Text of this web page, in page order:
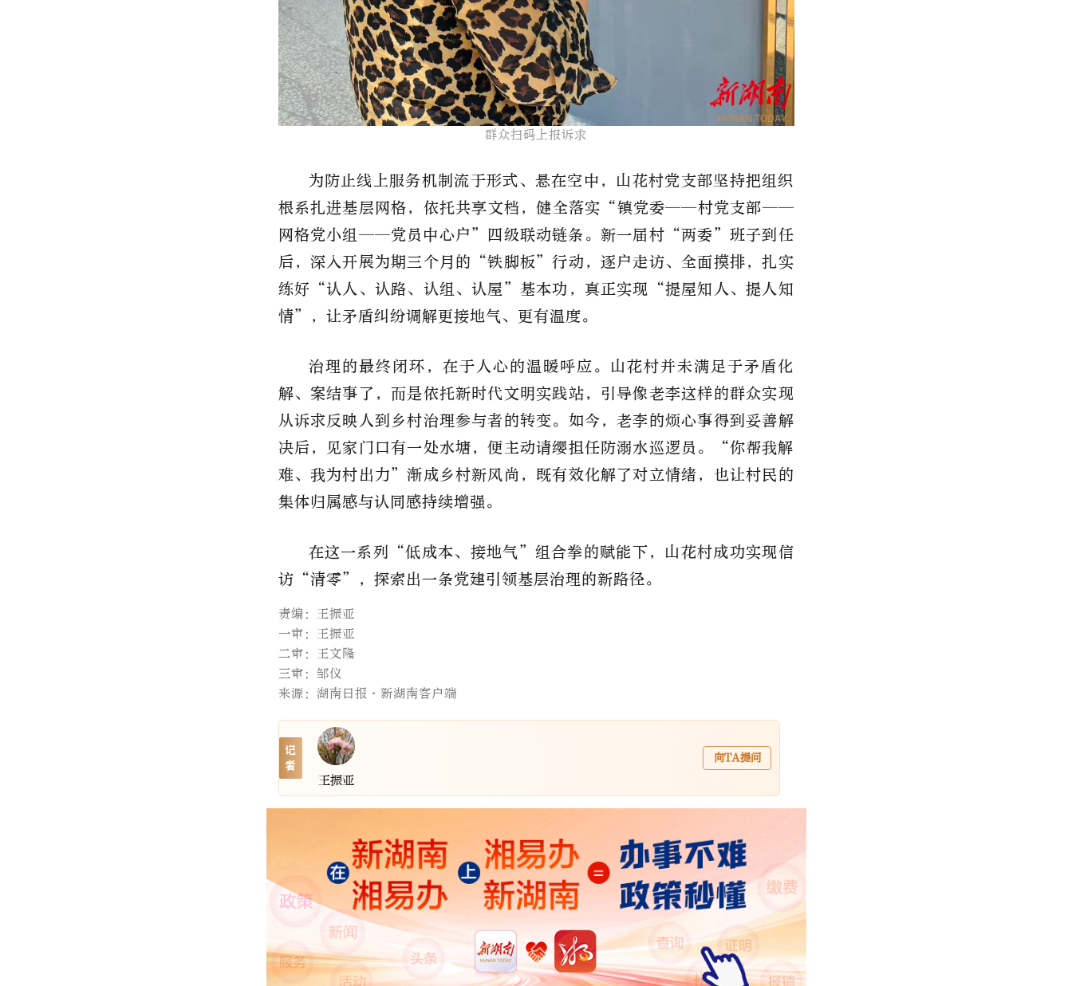
群众扫码上报诉求
为防止线上服务机制流于形式、悬在空中，山花村党支部坚持把组织
根系扎进基层网格，依托共享文档，健全落实 “镇党委——村党支部——
网格党小组——党员中心户”四级联动链条。新一届村“两委”班子到任
后，深入开展为期三个月的“铁脚板”行动，逐户走访、全面摸排，扎实
练好“认人、认路、认组、认屋”基本功，真正实现“提屋知人、提人知
情”，让矛盾纠纷调解更接地气、更有温度。
治理的最终闭环，在于人心的温暖呼应。山花村并未满足于矛盾化
解、案结事了，而是依托新时代文明实践站，引导像老李这样的群众实现
从诉求反映人到乡村治理参与者的转变。如今，老李的烦心事得到妥善解
决后，见家门口有一处水塘，便主动请缨担任防溺水巡逻员。“你帮我解
难、我为村出力”渐成乡村新风尚，既有效化解了对立情绪，也让村民的
集体归属感与认同感持续增强。
在这一系列 “低成本、接地气”组合拳的赋能下，山花村成功实现信
访“清零”，探索出一条党建引领基层治理的新路径。
责编：王振亚
一审：王振亚
二审：王文隆
三审：邹仪
来源：湖南日报·新湖南客户端
记
者
王振亚
向TA提问